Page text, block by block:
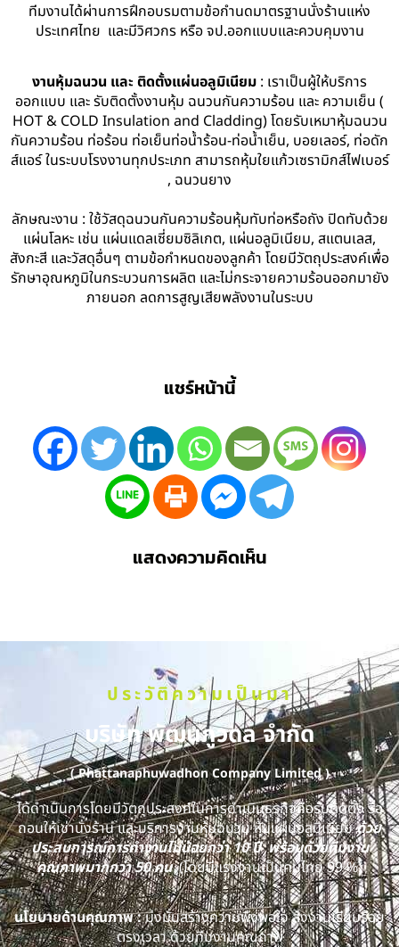
ทีมงานได้ผ่านการฝึกอบรมตามข้อกำนดมาตรฐานนั่งร้านแห่ง
ประเทศไทย และมีวิศวกร หรือ จป.ออกแบบและควบคุมงาน
งานหุ้มฉนวน และ ติดตั้งแผ่นอลูมิเนียม : เราเป็นผู้ให้บริการ
ออกแบบ และ รับติดตั้งงานหุ้ม ฉนวนกันความร้อน และ ความเย็น (
HOT & COLD Insulation and Cladding) โดยรับเหมาหุ้มฉนวน
กันความร้อน ท่อร้อน ท่อเย็นท่อน้ำร้อน-ท่อน้ำเย็น, บอยเลอร์, ท่อดัก
ส์แอร์ ในระบบโรงงานทุกประเภท สามารถหุ้มใยแก้วเซรามิกส์ไฟเบอร์
, ฉนวนยาง
ลักษณะงาน : ใช้วัสดุฉนวนกันความร้อนหุ้มทับท่อหรือถัง ปิดทับด้วย
แผ่นโลหะ เช่น แผ่นแดลเซี่ยมซิลิเกต, แผ่นอลูมิเนียม, สแตนเลส,
สังกะสี และวัสดุอื่นๆ ตามข้อกำหนดของลูกค้า โดยมีวัตถุประสงค์เพื่อ
รักษาอุณหภูมิในกระบวนการผลิต และไม่กระจายความร้อนออกมายัง
ภายนอก ลดการสูญเสียพลังงานในระบบ
แชร์หน้านี้
แสดงความคิดเห็น
ประวัติความเป็นมา
บริษัท พัฒนภูวดล จำกัด
( Phattanaphuwadhon Company Limited )
ได้ดำเนินการโดยมีวัตถุประสงค์ในการดำเนินธุรกิจคือรับติดตั้ง รื้อ
ถอนให้เช่านั่งร้าน และบริการงานหุ้มฉนวน หุ้มแผ่นอลูมิเนียมด้วย
ประสบการณ์การทำงานไม่น้อยกว่า 10 ปี พร้อมด้วยทีมงาน
คุณภาพมากกว่า 50 คน(โดยมีแรงงานเป็นคนไทย 99 %)
นโยบายด้านคุณภาพ :มุ่งมั่นสร้างความพึงพอใจ ส่งงานเรียบร้อย
ตรงเวลา ด้วยทีมงานคุณภาพ